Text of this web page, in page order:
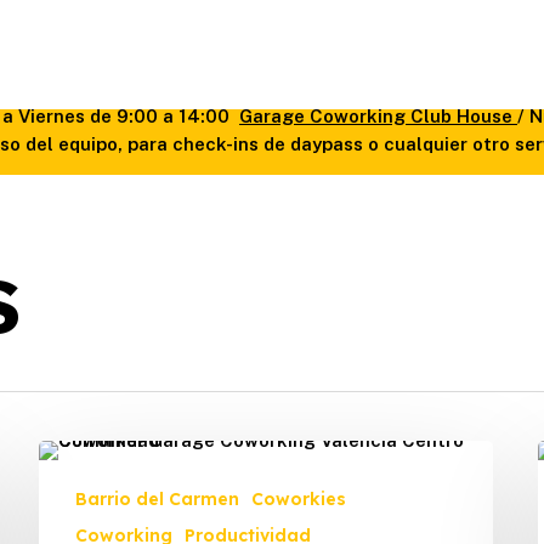
Viernes de 9:00 a 14:00Garage Coworking Club House/
del equipo, para check-ins de daypass o cualquier otro
Coworkers:
Barrio del Carmen
Coworkies
Coworking
Productividad